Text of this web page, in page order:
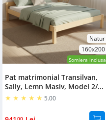
Natur
160x200
Somiera inclusa
Pat matrimonial Transilvan,
Sally, Lemn Masiv, Model 2/...
5.00
00